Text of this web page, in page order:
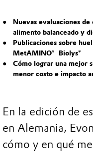
Nuevas evaluaciones
alimento balanceado y
Publicaciones sobre
MetAMINO® Biolys®
Cómo lograr una mejor
menor costo e impacto
En la edición de
en Alemania,
cómo y en qué